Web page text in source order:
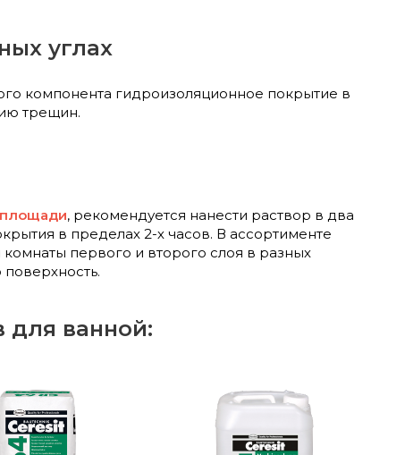
углах
компонента гидроизоляционное покрытие в
трещин.
, рекомендуется нанести раствор в два
в пределах 2-х часов. В ассортименте
комнаты первого и второго слоя в разных
для ванной: